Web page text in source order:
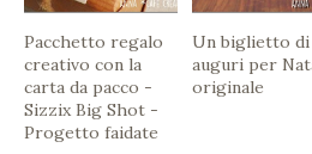
Pacchetto regalo
creativo con la
carta da pacco -
Sizzix Big Shot -
Progetto faidate
Un biglietto di
auguri per
originale